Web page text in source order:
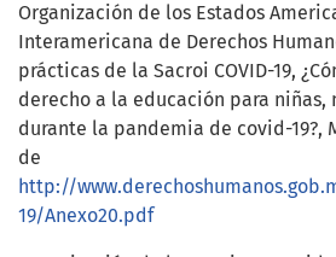
Organización de los Estados
Interamericana de Derechos
prácticas de la Sacroi COVID-19,
derecho a la educación para niñas,
durante la pandemia de covid-19?,
de
http://
19/Anexo20.pdf